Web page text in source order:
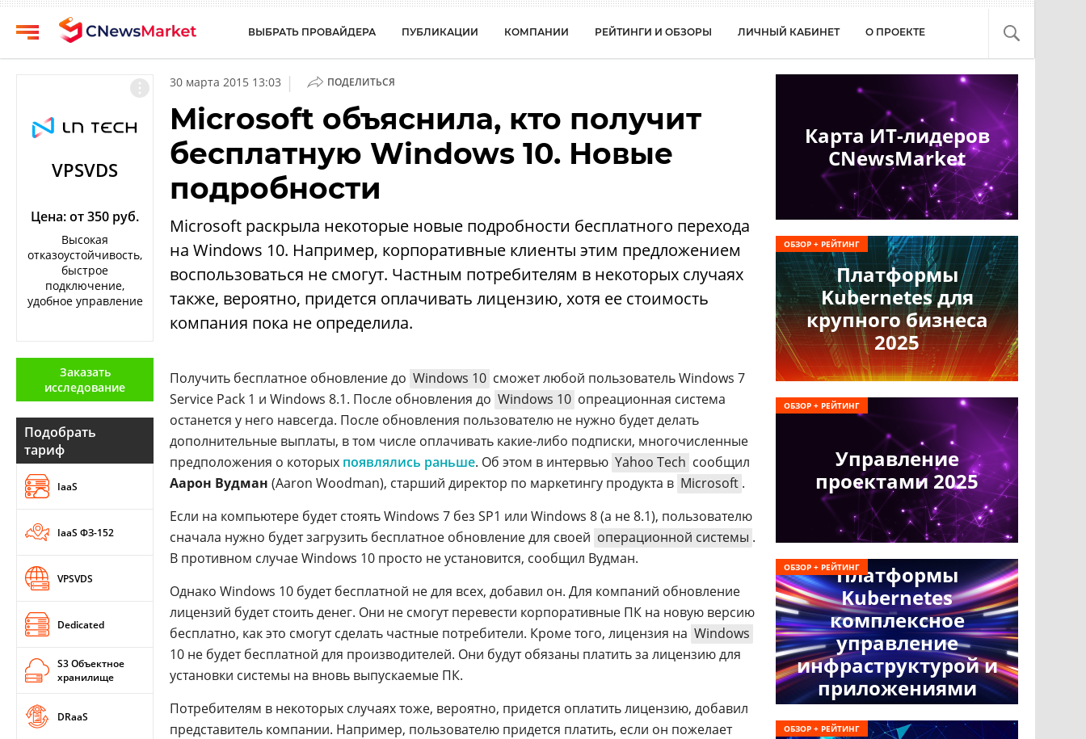
Публикации
обзоры
кабинет
проекте
Аналитика
Техника
Об
издании
Реклама
Вакансии
Контакты
Дзен
Rutube
Конференции
Техника
ВЫБРАТЬ ПРОВАЙДЕРА ПУБЛИКАЦИИ КОМПАНИИ РЕЙТИНГИ И ОБЗОРЫ ЛИЧНЫЙ КАБИНЕТ О ПРОЕКТЕ
VPSVDS
Цена: от 350 руб.
Высокая
отказоустойчивость,
быстрое
подключение,
удобное управление
Заказать
исследование
Подобрать
тариф
IaaS
IaaS ФЗ-152
VPSVDS
Dedicated
S3 Объектное
хранилище
DRaaS
30 марта 2015 13:03 | ПОДЕЛИТЬСЯ
Microsoft объяснила, кто получит
бесплатную Windows 10. Новые
подробности
Microsoft раскрыла некоторые новые подробности бесплатного перехода
на Windows 10. Например, корпоративные клиенты этим предложением
воспользоваться не смогут. Частным потребителям в некоторых случаях
также, вероятно, придется оплачивать лицензию, хотя ее стоимость
компания пока не определила.
Получить бесплатное обновление до Windows 10 сможет любой пользователь Windows 7
Service Pack 1 и Windows 8.1. После обновления до Windows 10 опреационная система
останется у него навсегда. После обновления пользователю не нужно будет делать
дополнительные выплаты, в том числе оплачивать какие-либо подписки, многочисленные
предположения о которых появлялись раньше. Об этом в интервью Yahoo Tech сообщил
Аарон Вудман (Aaron Woodman), старший директор по маркетингу продукта в Microsoft .
Если на компьютере будет стоять Windows 7 без SP1 или Windows 8 (а не 8.1), пользователю
сначала нужно будет загрузить бесплатное обновление для своей операционной системы .
В противном случае Windows 10 просто не установится, сообщил Вудман.
Однако Windows 10 будет бесплатной не для всех, добавил он. Для компаний обновление
лицензий будет стоить денег. Они не смогут перевести корпоративные ПК на новую версию
бесплатно, как это смогут сделать частные потребители. Кроме того, лицензия на Windows
10 не будет бесплатной для производителей. Они будут обязаны платить за лицензию для
установки системы на вновь выпускаемые ПК.
Потребителям в некоторых случаях тоже, вероятно, придется оплатить лицензию, добавил
представитель компании. Например, пользователю придется платить, если он пожелает
Карта ИТ-лидеров
CNewsMarket
Платформы
Kubernetes для
крупного бизнеса
2025
ОБЗОР + РЕЙТИНГ
Управление
проектами 2025
ОБЗОР + РЕЙТИНГ
Платформы
Kubernetes
комплексное
управление
инфраструктурой и
приложениями
ОБЗОР + РЕЙТИНГ
ОБЗОР + РЕЙТИНГ